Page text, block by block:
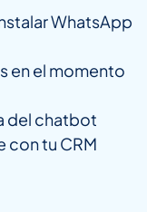
WhatsApp
en el momento
del chatbot
con tu CRM